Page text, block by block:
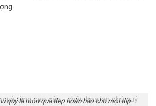
quý là món quà đẹp hoàn hảo cho mọi dịp